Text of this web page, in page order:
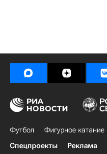
Футбол Фигурное катание
Спецпроекты
Реклама